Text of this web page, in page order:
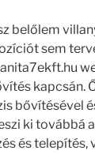
belőlem
sem
kapcsán.
bővítésével
ki továbbá
és telepítés,